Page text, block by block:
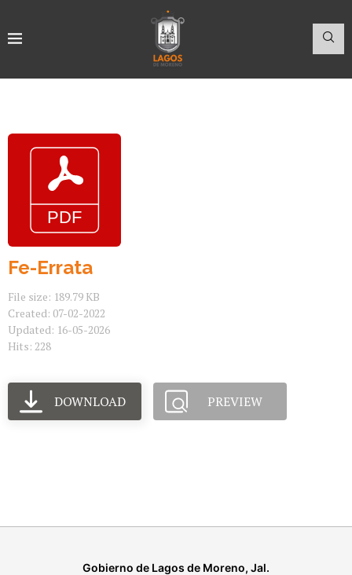
Fe-Errata
File size: 189.79 KB
Created: 07-02-2022
Updated: 16-05-2026
Hits: 228
DOWNLOAD PREVIEW
Gobierno de Lagos de Moreno, Jal.